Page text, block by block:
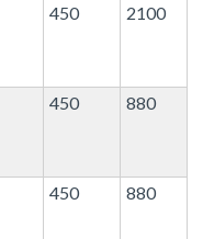
450 2100
450 880
450 880